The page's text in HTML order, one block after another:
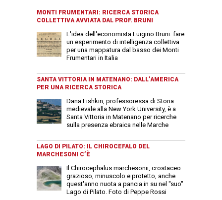
MONTI FRUMENTARI: RICERCA STORICA
COLLETTIVA AVVIATA DAL PROF. BRUNI
L'idea dell'economista Luigino Bruni: fare
un esperimento di intelligenza collettiva
per una mappatura dal basso dei Monti
Frumentari in Italia
SANTA VITTORIA IN MATENANO: DALL’AMERICA
PER UNA RICERCA STORICA
Dana Fishkin, professoressa di Storia
medievale alla New York University, è a
Santa Vittoria in Matenano per ricerche
sulla presenza ebraica nelle Marche
LAGO DI PILATO: IL CHIROCEFALO DEL
MARCHESONI C’È
Il Chirocephalus marchesonii, crostaceo
grazioso, minuscolo e protetto, anche
quest'anno nuota a pancia in su nel "suo"
Lago di Pilato. Foto di Peppe Rossi